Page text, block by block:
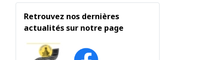
Retrouvez nos dernières
actualités sur notre page